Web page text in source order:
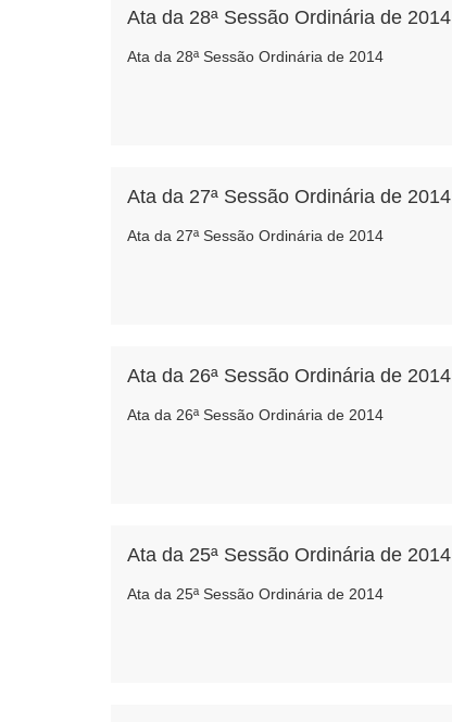
Ata da 28ª Sessão Ordinária de 2014
Ata da 28ª Sessão Ordinária de 2014
Ata da 27ª Sessão Ordinária de 2014
Ata da 27ª Sessão Ordinária de 2014
Ata da 26ª Sessão Ordinária de 2014
Ata da 26ª Sessão Ordinária de 2014
Ata da 25ª Sessão Ordinária de 2014
Ata da 25ª Sessão Ordinária de 2014